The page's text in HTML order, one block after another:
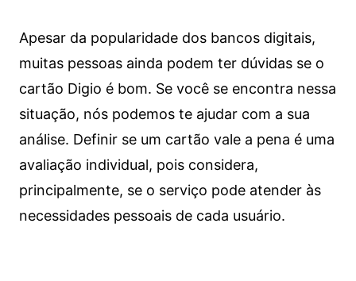
Apesar da popularidade dos bancos digitais,
muitas pessoas ainda podem ter dúvidas se o
cartão Digio é bom. Se você se encontra nessa
situação, nós podemos te ajudar com a sua
análise. Definir se um cartão vale a pena é uma
avaliação individual, pois considera,
principalmente, se o serviço pode atender às
necessidades pessoais de cada usuário.